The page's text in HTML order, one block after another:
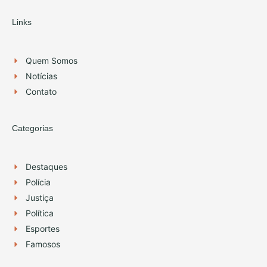
Links
Quem Somos
Notícias
Contato
Categorias
Destaques
Polícia
Justiça
Política
Esportes
Famosos